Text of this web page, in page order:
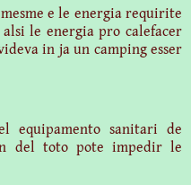
e le energia requirite
le energia pro calefacer
in ja un camping esser
equipamento sanitari de
del toto pote impedir le